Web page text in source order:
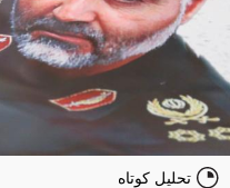
تحلیل کوتاه